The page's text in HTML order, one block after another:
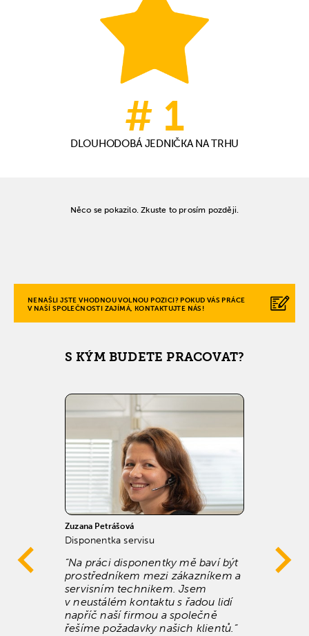
# 1
DLOUHODOBÁ JEDNIČKA NA TRHU
Něco se pokazilo. Zkuste to prosím později.
NENAŠLI JSTE VHODNOU VOLNOU POZICI? POKUD VÁS PRÁCE
V NAŠÍ SPOLEČNOSTI ZAJÍMÁ, KONTAKTUJTE NÁS!
S KÝM BUDETE PRACOVAT?
Zuzana Petrášová
Disponentka servisu
“Na práci disponentky mě baví být
prostředníkem mezi zákazníkem a
servisním technikem. Jsem
v neustálém kontaktu s řadou lidí
napříč naší firmou a společně
řešíme požadavky našich klientů.“